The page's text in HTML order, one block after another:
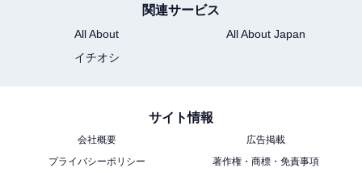
こちらもおすすめ
関連サービス
All About
All About Japan
イチオシ
サイト情報
会社概要
広告掲載
プライバシーポリシー
著作権・商標・免責事項